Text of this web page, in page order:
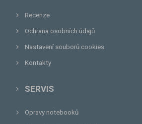
Recenze
Ochrana osobních údajů
Nastavení souborů cookies
Kontakty
SERVIS
Opravy notebooků